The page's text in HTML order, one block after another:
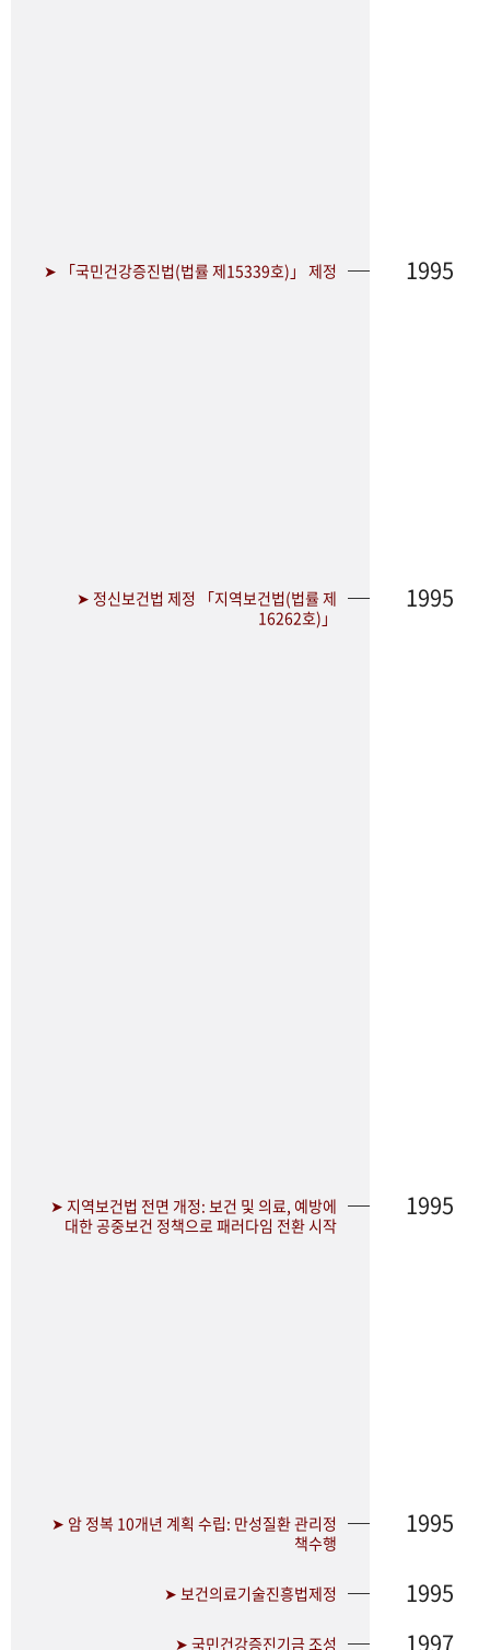
➤ 「국민건강증진법(법률 제15339호)」 제정 1995
➤ 정신보건법 제정 「지역보건법(법률 제
16262호)」
1995
➤ 지역보건법 전면 개정: 보건 및 의료, 예방에
대한 공중보건 정책으로 패러다임 전환 시작
1995
➤ 암 정복 10개년 계획 수립: 만성질환 관리정
책수행
1995
➤ 보건의료기술진흥법제정 1995
➤ 국민건강증진기금 조성 1997